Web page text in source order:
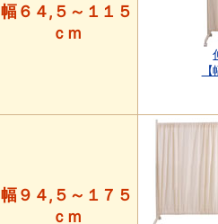
幅６４,５～１１５
ｃｍ
幅９４,５～１７５
ｃｍ